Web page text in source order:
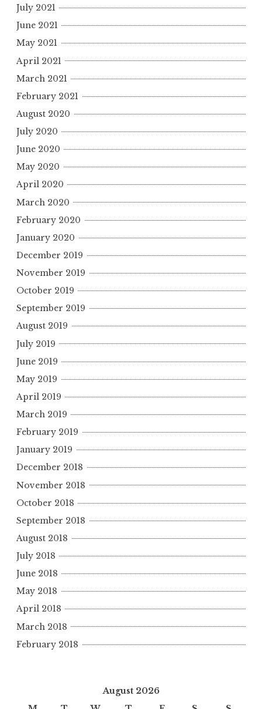
July 2021
June 2021
May 2021
April 2021
March 2021
February 2021
August 2020
July 2020
June 2020
May 2020
April 2020
March 2020
February 2020
January 2020
December 2019
November 2019
October 2019
September 2019
August 2019
July 2019
June 2019
May 2019
April 2019
March 2019
February 2019
January 2019
December 2018
November 2018
October 2018
September 2018
August 2018
July 2018
June 2018
May 2018
April 2018
March 2018
February 2018
August 2026